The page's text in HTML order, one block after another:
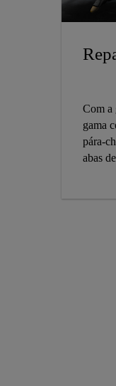
Com a
gama
pára-
abas